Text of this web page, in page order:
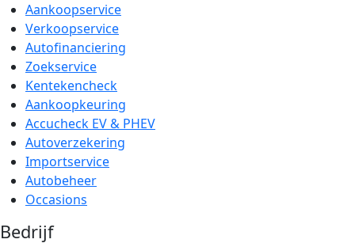
Aankoopservice
Verkoopservice
Autofinanciering
Zoekservice
Kentekencheck
Aankoopkeuring
Accucheck EV & PHEV
Autoverzekering
Importservice
Autobeheer
Occasions
Bedrijf